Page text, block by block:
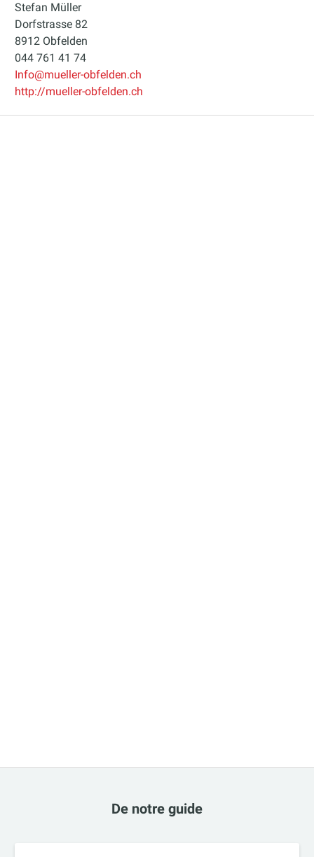
Stefan Müller
Dorfstrasse 82
8912 Obfelden
044 761 41 74
Info@mueller-obfelden.ch
http://mueller-obfelden.ch
De notre guide